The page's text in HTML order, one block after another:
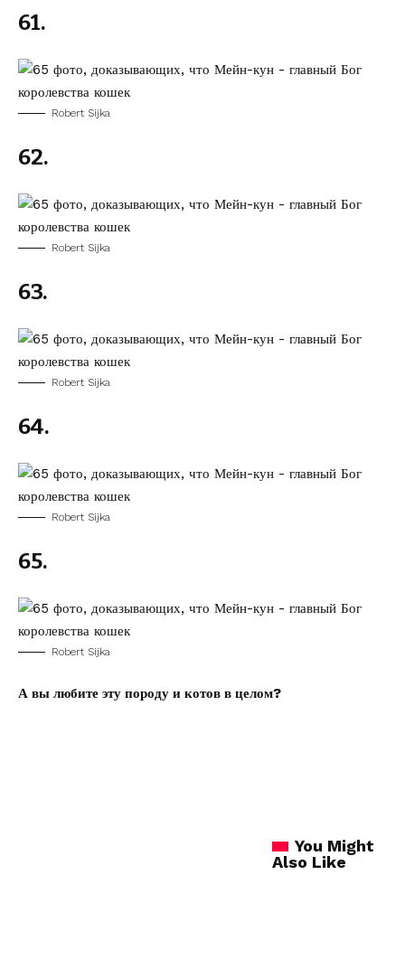
61.
Robert Sijka
62.
Robert Sijka
63.
Robert Sijka
64.
Robert Sijka
65.
Robert Sijka
А вы любите эту породу и котов в целом?
You Might
Also Like